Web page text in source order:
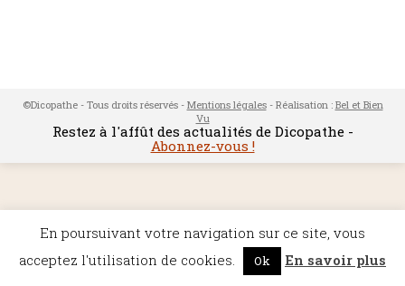
©Dicopathe - Tous droits réservés - Mentions légales- Réalisation : Bel et Bien
Vu
Restez à l'affût des actualités de Dicopathe -
Abonnez-vous !
En poursuivant votre navigation sur ce site, vous
acceptez l'utilisation de cookies.
Ok En savoir plus